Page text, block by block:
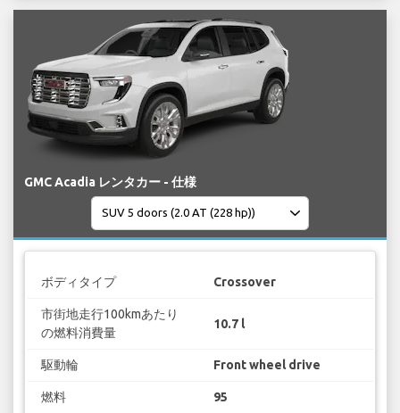
GMC Acadia レンタカー - 仕様
ボディタイプ Crossover
市街地走行100kmあたり
の燃料消費量
10.7 l
駆動輪 Front wheel drive
燃料 95